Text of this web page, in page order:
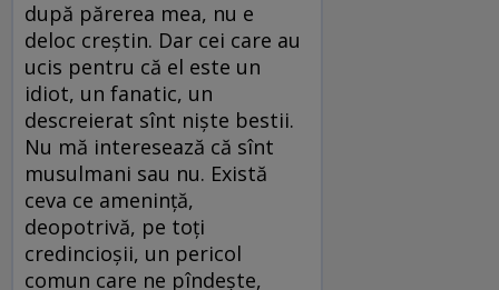
după părerea mea, nu e
deloc creştin. Dar cei care au
ucis pentru că el este un
idiot, un fanatic, un
descreierat sînt nişte bestii.
Nu mă interesează că sînt
musulmani sau nu. Există
ceva ce ameninţă,
deopotrivă, pe toţi
credincioşii, un pericol
comun care ne pîndeşte,